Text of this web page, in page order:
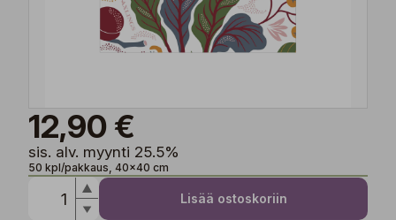
12,90 €
sis. alv. myynti 25.5%
50 kpl/pakkaus, 40x40 cm
Lisää ostoskoriin